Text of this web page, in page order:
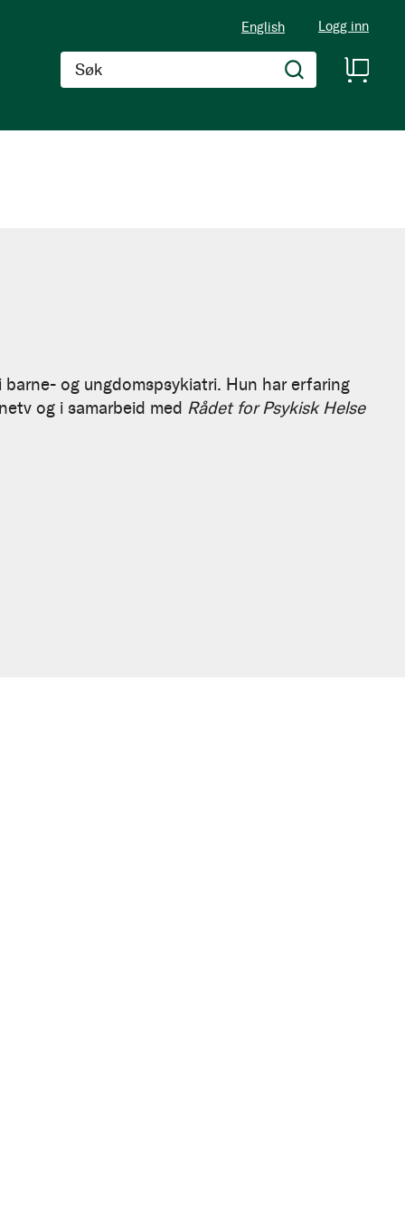
English Logg inn
Søk
og ungdomspsykiatri. Hun har erfaring
og i samarbeid med Rådet for Psykisk Helse